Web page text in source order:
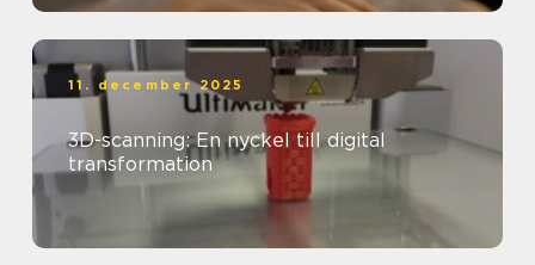
11. december 2025
3D-scanning: En nyckel till digital
transformation